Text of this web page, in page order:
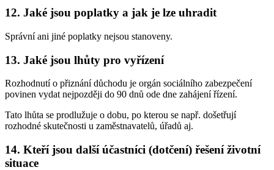
12. Jaké jsou poplatky a jak je lze uhradit
Správní ani jiné poplatky nejsou stanoveny.
13. Jaké jsou lhůty pro vyřízení
Rozhodnutí o přiznání důchodu je orgán sociálního zabezpečení
povinen vydat nejpozději do 90 dnů ode dne zahájení řízení.
Tato lhůta se prodlužuje o dobu, po kterou se např. došetřují
rozhodné skutečnosti u zaměstnavatelů, úřadů aj.
14. Kteří jsou další účastníci (dotčení) řešení životní
situace